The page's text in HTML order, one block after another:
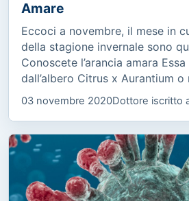
Amare
Eccoci a novembre, il mese in
della stagione invernale sono
Conoscete l’arancia amara
dall’albero Citrus x Aurantium o
03 novembre 2020Dottore iscritto